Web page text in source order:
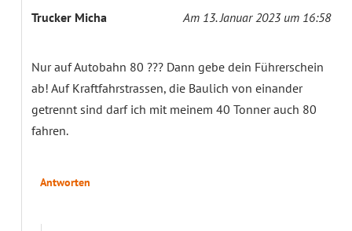
Trucker Micha Am 13. Januar 2023 um 16:58
Nur auf Autobahn 80 ??? Dann gebe dein Führerschein
ab! Auf Kraftfahrstrassen, die Baulich von einander
getrennt sind darf ich mit meinem 40 Tonner auch 80
fahren.
Antworten